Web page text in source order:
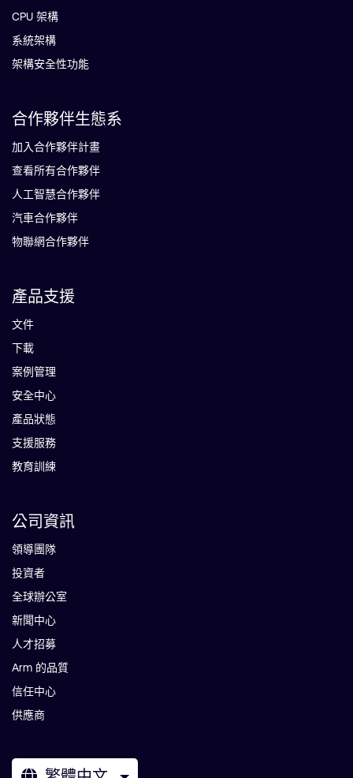
CPU 架構
系統架構
架構安全性功能
合作夥伴生態系
加入合作夥伴計畫
查看所有合作夥伴
人工智慧合作夥伴
汽車合作夥伴
物聯網合作夥伴
產品支援
文件
下載
案例管理
安全中心
產品狀態
支援服務
教育訓練
公司資訊
領導團隊
投資者
全球辦公室
新聞中心
人才招募
Arm 的品質
信任中心
供應商